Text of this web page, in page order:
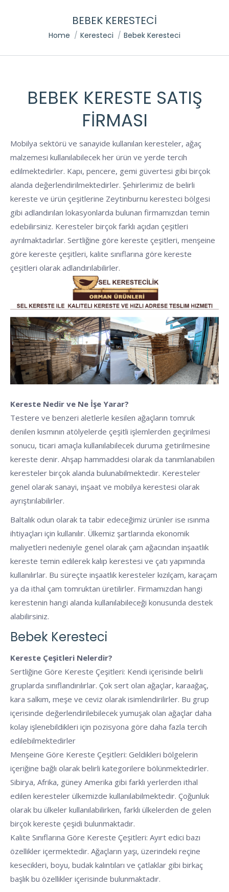
BEBEK KERESTECI
You are here:
Home Keresteci Bebek Keresteci
BEBEK KERESTE SATIŞ
FIRMASI
Mobilya sektörü ve sanayide kullanılan keresteler, ağaç
malzemesi kullanılabilecek her ürün ve yerde tercih
edilmektedirler. Kapı, pencere, gemi güvertesi gibi birçok
alanda değerlendirilmektedirler. Şehirlerimiz de belirli
kereste ve ürün çeşitlerine Zeytinburnu keresteci bölgesi
gibi adlandırılan lokasyonlarda bulunan firmamızdan temin
edebilirsiniz. Keresteler birçok farklı açıdan çeşitleri
ayrılmaktadırlar. Sertliğine göre kereste çeşitleri, menşeine
göre kereste çeşitleri, kalite sınıflarına göre kereste
çeşitleri olarak adlandırılabilirler.
Kereste Nedir ve Ne İşe Yarar?
Testere ve benzeri aletlerle kesilen ağaçların tomruk
denilen kısmının atölyelerde çeşitli işlemlerden geçirilmesi
sonucu, ticari amaçla kullanılabilecek duruma getirilmesine
kereste denir. Ahşap hammaddesi olarak da tanımlanabilen
keresteler birçok alanda bulunabilmektedir. Keresteler
genel olarak sanayi, inşaat ve mobilya kerestesi olarak
ayrıştırılabilirler.
Baltalık odun olarak ta tabir edeceğimiz ürünler ise ısınma
ihtiyaçları için kullanılır. Ülkemiz şartlarında ekonomik
maliyetleri nedeniyle genel olarak çam ağacından inşaatlık
kereste temin edilerek kalıp kerestesi ve çatı yapımında
kullanılırlar. Bu süreçte inşaatlık keresteler kızılçam, karaçam
ya da ithal çam tomruktan üretilirler. Firmamızdan hangi
kerestenin hangi alanda kullanılabileceği konusunda destek
alabilirsiniz.
Bebek Keresteci
Kereste Çeşitleri Nelerdir?
Sertliğine Göre Kereste Çeşitleri: Kendi içerisinde belirli
gruplarda sınıflandırılırlar. Çok sert olan ağaçlar, karaağaç,
kara salkım, meşe ve ceviz olarak isimlendirilirler. Bu grup
içerisinde değerlendirilebilecek yumuşak olan ağaçlar daha
kolay işlenebildikleri için pozisyona göre daha fazla tercih
edilebilmektedirler
Menşeine Göre Kereste Çeşitleri: Geldikleri bölgelerin
içeriğine bağlı olarak belirli kategorilere bölünmektedirler.
Sibirya, Afrika, güney Amerika gibi farklı yerlerden ithal
edilen keresteler ülkemizde kullanılabilmektedir. Çoğunluk
olarak bu ülkeler kullanılabilirken, farklı ülkelerden de gelen
birçok kereste çeşidi bulunmaktadır.
Kalite Sınıflarına Göre Kereste Çeşitleri: Ayırt edici bazı
özellikler içermektedir. Ağaçların yaşı, üzerindeki reçine
kesecikleri, boyu, budak kalıntıları ve çatlaklar gibi birkaç
başlık bu özellikler içerisinde bulunmaktadır.